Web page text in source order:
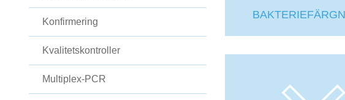
Konfirmering
Kvalitetskontroller
Multiplex-PCR